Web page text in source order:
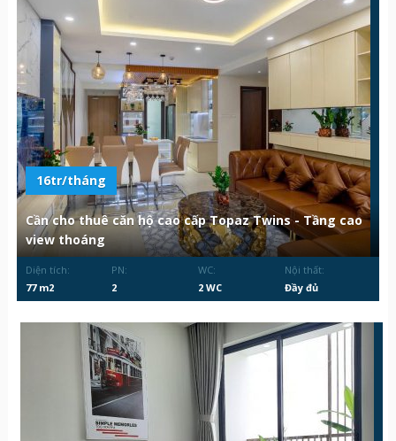
16tr/tháng
Cần cho thuê căn hộ cao cấp Topaz Twins - Tầng cao
view thoáng
Diện tích:
77 m2
PN:
2
WC:
2 WC
Nội thất:
Đầy đủ